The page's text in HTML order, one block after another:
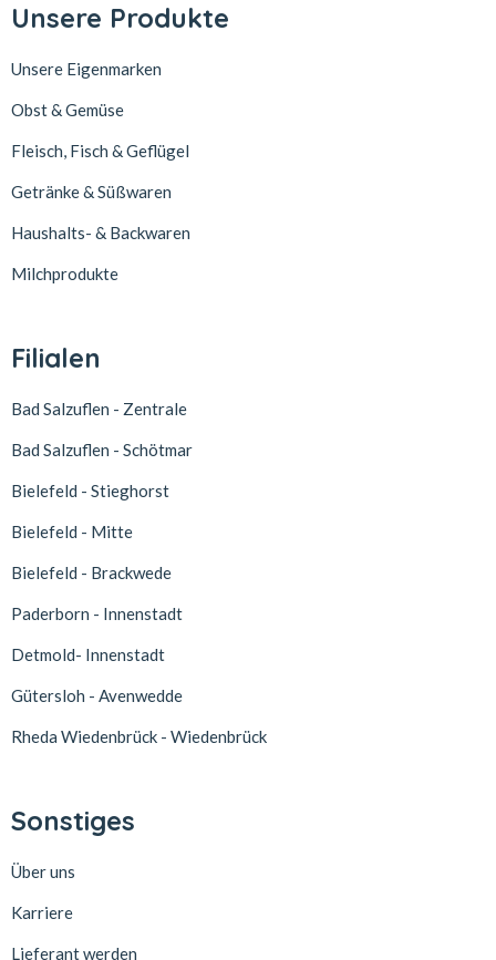
Unsere Produkte
Unsere Eigenmarken
Obst & Gemüse
Fleisch, Fisch & Geflügel
Getränke & Süßwaren
Haushalts- & Backwaren
Milchprodukte
Filialen
Bad Salzuflen - Zentrale
Bad Salzuflen - Schötmar
Bielefeld - Stieghorst
Bielefeld - Mitte
Bielefeld - Brackwede
Paderborn - Innenstadt
Detmold- Innenstadt
Gütersloh - Avenwedde
Rheda Wiedenbrück - Wiedenbrück
Sonstiges
Über uns
Karriere
Lieferant werden